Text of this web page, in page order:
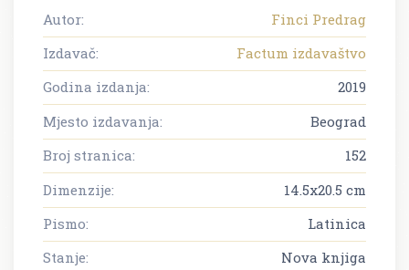
Autor:
Finci Predrag
Izdavač:
Factum izdavaštvo
Godina izdanja:
2019
Mjesto izdavanja:
Beograd
Broj stranica:
152
Dimenzije:
14.5x20.5 cm
Pismo:
Latinica
Stanje:
Nova knjiga